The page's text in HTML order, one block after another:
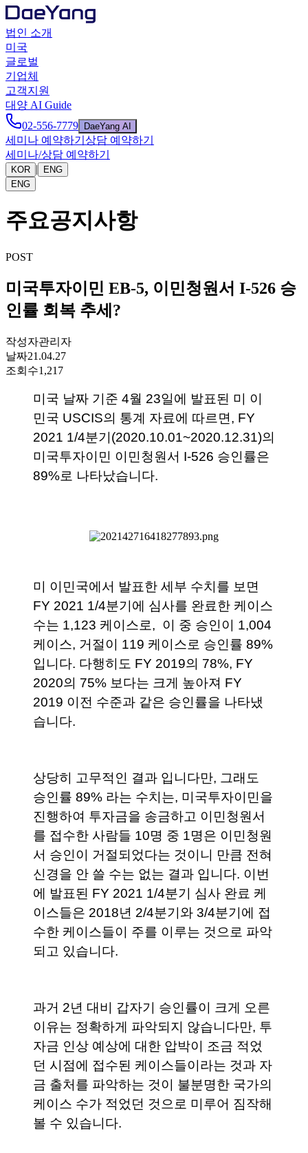
법인 소개
미국
글로벌
기업체
고객지원
대양 AI Guide
02-556-7779
DaeYang AI
세미나 예약하기 상담 예약하기
세미나/상담 예약하기
KOR |
ENG
ENG
주요공지사항
POST
미국투자이민 EB-5, 이민청원서 I-526 승
인률 회복 추세?
작성자관리자
날짜21.04.27
조회수1,217
미국 날짜 기준 4월 23일에 발표된 미 이
민국 USCIS의 통계 자료에 따르면, FY
2021 1/4분기(2020.10.01~2020.12.31)의
미국투자이민 이민청원서 I-526 승인률은
89%로 나타났습니다.
미 이민국에서 발표한 세부 수치를 보면
FY 2021 1/4분기에 심사를 완료한 케이스
수는 1,123 케이스로,  이 중 승인이 1,004
케이스, 거절이 119 케이스로 승인률 89%
입니다. 다행히도 FY 2019의 78%, FY
2020의 75% 보다는 크게 높아져 FY
2019 이전 수준과 같은 승인률을 나타냈
습니다.
상당히 고무적인 결과 입니다만, 그래도
승인률 89% 라는 수치는, 미국투자이민을
진행하여 투자금을 송금하고 이민청원서
를 접수한 사람들 10명 중 1명은 이민청원
서 승인이 거절되었다는 것이니 만큼 전혀
신경을 안 쓸 수는 없는 결과 입니다. 이번
에 발표된 FY 2021 1/4분기 심사 완료 케
이스들은 2018년 2/4분기와 3/4분기에 접
수한 케이스들이 주를 이루는 것으로 파악
되고 있습니다.
과거 2년 대비 갑자기 승인률이 크게 오른
이유는 정확하게 파악되지 않습니다만, 투
자금 인상 예상에 대한 압박이 조금 적었
던 시점에 접수된 케이스들이라는 것과 자
금 출처를 파악하는 것이 불분명한 국가의
케이스 수가 적었던 것으로 미루어 짐작해
볼 수 있습니다.